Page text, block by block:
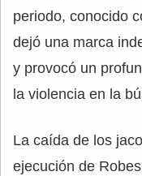
periodo, conocido
dejó una marca
y provocó un
la violencia en la
La caída de los
ejecución de